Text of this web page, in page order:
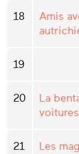
18
Amis
19
20
La
voitures
21
Les